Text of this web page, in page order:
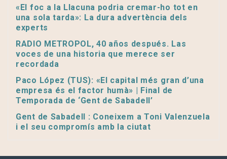
«El foc a la Llacuna podria cremar-ho tot en
una sola tarda»: La dura advertència dels
experts
RADIO METROPOL, 40 años después. Las
voces de una historia que merece ser
recordada
Paco López (TUS): «El capital més gran d’una
empresa és el factor humà» | Final de
Temporada de ‘Gent de Sabadell’
Gent de Sabadell : Coneixem a Toni Valenzuela
i el seu compromís amb la ciutat